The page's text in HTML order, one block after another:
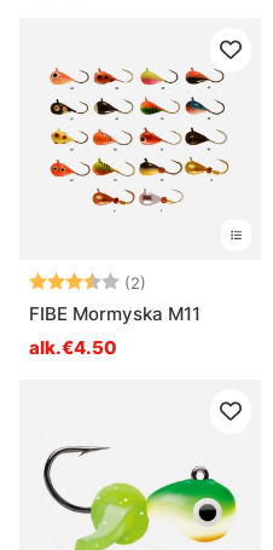
Arvio: (2)
3.5 5:sta
FIBE Mormyska M11
alk.€4.50